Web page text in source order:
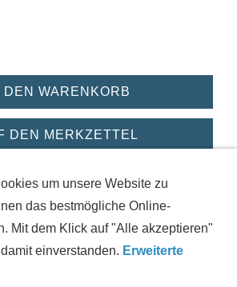
DEN WARENKORB
DEN MERKZETTEL
um unsere Website zu
das bestmögliche Online-
Mit dem Klick auf "Alle akzeptieren"
einverstanden. Erweiterte